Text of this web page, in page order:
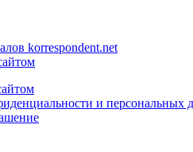
korrespondent.net
и персональных